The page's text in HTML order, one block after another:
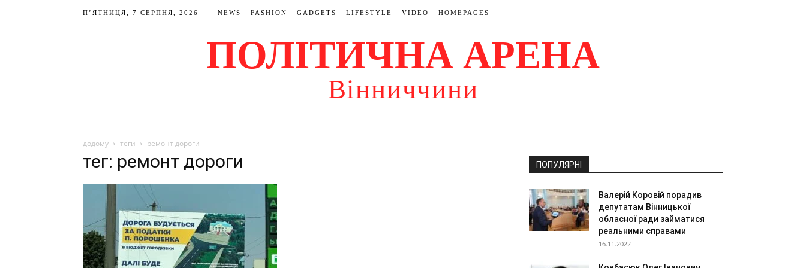
П’ЯТНИЦЯ, 7 СЕРПНЯ, 2026 NEWS FASHION GADGETS LIFESTYLE VIDEO HOMEPAGES
ПОЛІТИЧНА АРЕНА
Вінниччини
додому теги ремонт дороги
тег: ремонт дороги ПОПУЛЯРНІ
Валерій Коровій порадив
депутатам Вінницької
обласної ради займатися
реальними справами
16.11.2022